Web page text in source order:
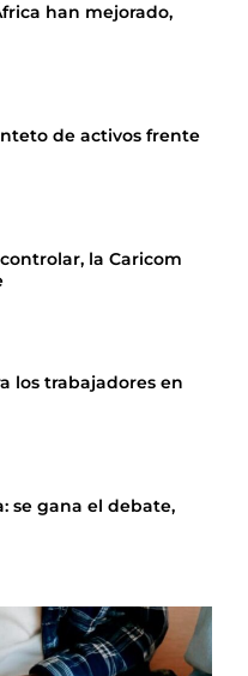
han mejorado,
de activos frente
la Caricom
los trabajadores en
se gana el debate,